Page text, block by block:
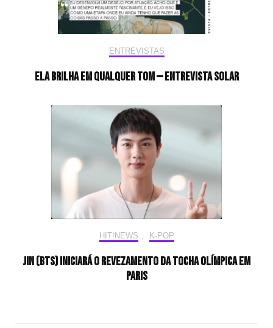
ENTREVISTAS
Ela brilha em qualquer tom — Entrevista Solar
HIT!NEWS , K-POP
Jin (BTS) iniciará o revezamento da tocha olímpica em
Paris